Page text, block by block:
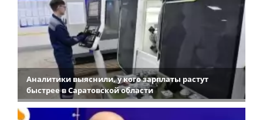
Аналитики выяснили, у кого зарплаты растут
быстрее в Саратовской области